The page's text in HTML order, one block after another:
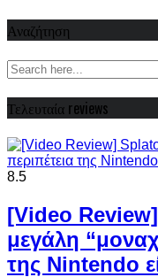
Αναζήτηση
Τελευταία reviews
8.5
[Video
μεγάλη
της Nintendo